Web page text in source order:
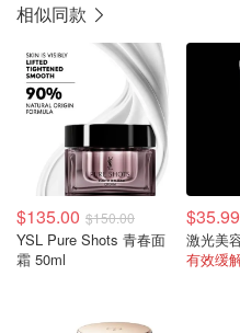
相似同款
$135.00 $150.00
YSL Pure Shots 青春面
霜 50ml
$35.99